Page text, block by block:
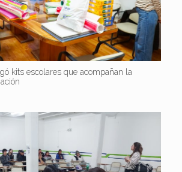
kits escolares que acompañan la